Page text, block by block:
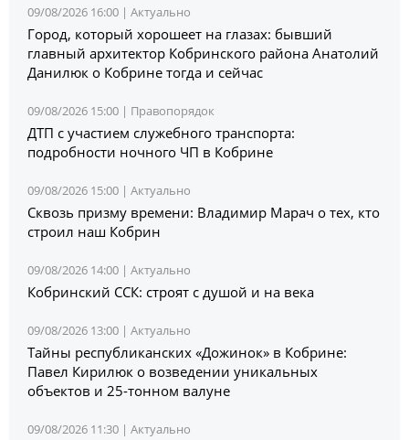
09/08/2026 16:00 | Актуально
Город, который хорошеет на глазах: бывший
главный архитектор Кобринского района Анатолий
Данилюк о Кобрине тогда и сейчас
09/08/2026 15:00 | Правопорядок
ДТП с участием служебного транспорта:
подробности ночного ЧП в Кобрине
09/08/2026 15:00 | Актуально
Сквозь призму времени: Владимир Марач о тех, кто
строил наш Кобрин
09/08/2026 14:00 | Актуально
Кобринский ССК: строят с душой и на века
09/08/2026 13:00 | Актуально
Тайны республиканских «Дожинок» в Кобрине:
Павел Кирилюк о возведении уникальных
объектов и 25-тонном валуне
09/08/2026 11:30 | Актуально